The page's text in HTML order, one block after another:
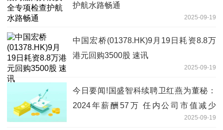
护航水路畅通
2025-09-19
中国宏桥(01378.HK)9月19日耗资8.8万
港元回购3500股 速讯
2025-09-19
今日要闻!国盛智科续聘卫红燕为董秘：
2024年薪酬57万 任内公司市值减少
2025-09-19